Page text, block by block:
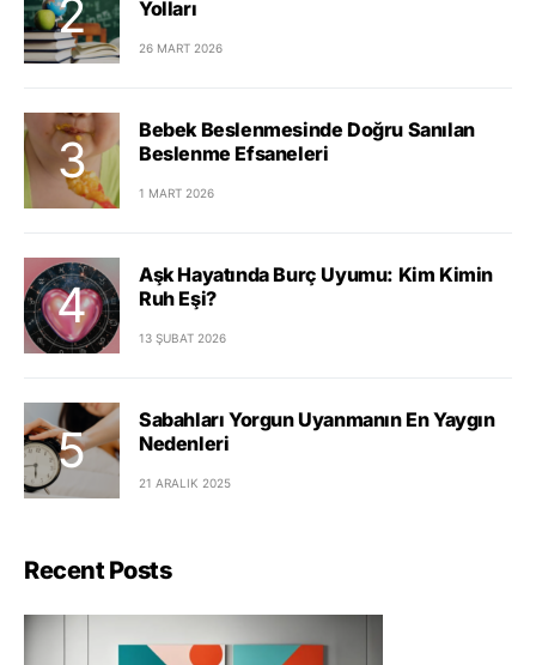
Yolları
26 MART 2026
Bebek Beslenmesinde Doğru Sanılan
Beslenme Efsaneleri
1 MART 2026
Aşk Hayatında Burç Uyumu: Kim Kimin
Ruh Eşi?
13 ŞUBAT 2026
Sabahları Yorgun Uyanmanın En Yaygın
Nedenleri
21 ARALIK 2025
Recent Posts